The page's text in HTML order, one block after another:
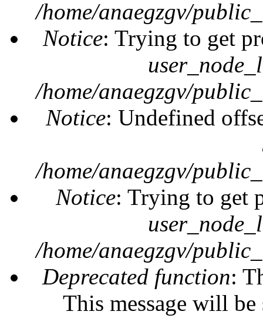
/home/anaegzgv/
Notice: Trying to get
/home/anaegzgv/
Notice: Undefined
/home/anaegzgv/
Notice: Trying to get
/home/anaegzgv/
Deprecated function:
This message will